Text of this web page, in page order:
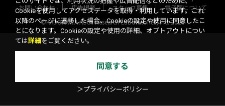
お問い合わせ
広告掲載 スタッフ募集
電子版について
©KADOKAWA ASCII Research Laboratories, Inc. 2026
Cookieを使用してアクセスデータを取得・利用しています。これ
以降のページに遷移した場合、Cookieの設定や使用に同意したこ
とになります。Cookieの設定や使用の詳細、オプトアウトについ
ては詳細 をご覧ください。
同意する
＞プライバシーポリシー